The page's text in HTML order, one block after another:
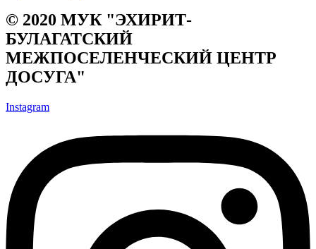
© 2020 МУК "ЭХИРИТ-
БУЛАГАТСКИЙ
МЕЖПОСЕЛЕНЧЕСКИЙ ЦЕНТР
ДОСУГА"
Instagram